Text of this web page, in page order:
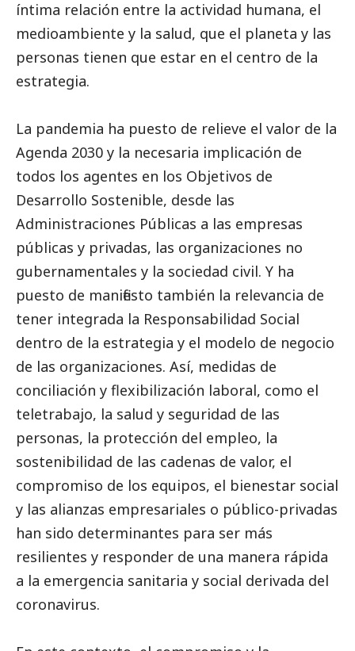
íntima relación entre la actividad humana, el
medioambiente y la salud, que el planeta y las
personas tienen que estar en el centro de la
estrategia.
La pandemia ha puesto de relieve el valor de la
Agenda 2030 y la necesaria implicación de
todos los agentes en los Objetivos de
Desarrollo Sostenible, desde las
Administraciones Públicas a las empresas
públicas y privadas, las organizaciones no
gubernamentales y la sociedad civil. Y ha
puesto de manifiesto también la relevancia de
tener integrada la Responsabilidad Social
dentro de la estrategia y el modelo de negocio
de las organizaciones. Así, medidas de
conciliación y flexibilización laboral, como el
teletrabajo, la salud y seguridad de las
personas, la protección del empleo, la
sostenibilidad de las cadenas de valor, el
compromiso de los equipos, el bienestar social
y las alianzas empresariales o público-privadas
han sido determinantes para ser más
resilientes y responder de una manera rápida
a la emergencia sanitaria y social derivada del
coronavirus.